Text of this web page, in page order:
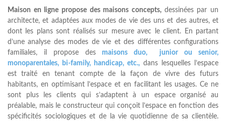
Maison en ligne propose des maisons concepts, dessinées par un
architecte, et adaptées aux modes de vie des uns et des autres, et
dont les plans sont réalisés sur mesure avec le client. En partant
d’une analyse des modes de vie et des différentes configurations
familiales, il propose des
maisons duo, junior ou senior,
monoparentales, bi-family, handicap, etc., dans lesquelles l’espace
est traité en tenant compte de la façon de vivre des futurs
habitants, en optimisant l’espace et en facilitant les usages. Ce ne
sont plus les clients qui s’adaptent à un espace organisé au
préalable, mais le constructeur qui conçoit l’espace en fonction des
spécificités sociologiques et de la vie quotidienne de sa clientèle.